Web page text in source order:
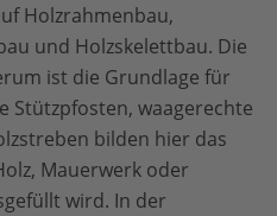
Holzrahmenbau,
und Holzskelettbau. Die
ist die Grundlage für
Stützpfosten, waagerechte
bilden hier das
Mauerwerk oder
wird. In der